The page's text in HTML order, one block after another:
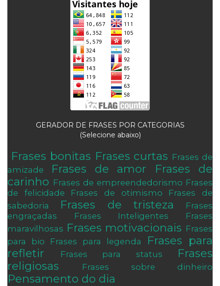
GERADOR DE FRASES POR CATEGORIAS
(Selecione abaixo)
Frases bonitas Frases curtas Frases de
amizade
Frases de amor
Frases de
carinho Frases de empreendedorismo Frases
de felicidade
Frases de otimismo
Frases de
sabedoria
Frases de tristeza
Frases
engraçadas
Frases Inteligentes
Frases
maravilhosas Frases motivacionais Frases
para bio
Frases para legenda
Frases para
refletir
Frases para status
Frases
religiosas
Frases sobre dinheiro
Pensamento do dia